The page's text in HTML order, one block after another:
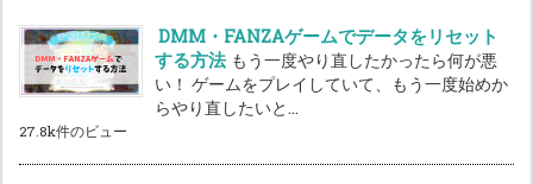
DMM・FANZAゲームでデータをリセット
する方法 もう一度やり直したかったら何が悪
い！ ゲームをプレイしていて、もう一度始めか
らやり直したいと...
27.8k件のビュー